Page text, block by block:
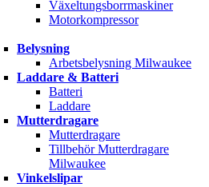
Växeltungsborrmaskiner
Motorkompressor
Belysning
Arbetsbelysning Milwaukee
Laddare & Batteri
Batteri
Laddare
Mutterdragare
Mutterdragare
Tillbehör Mutterdragare
Milwaukee
Vinkelslipar